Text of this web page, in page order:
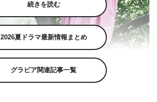
続きを読む
2026夏ドラマ最新情報まとめ
グラビア関連記事一覧